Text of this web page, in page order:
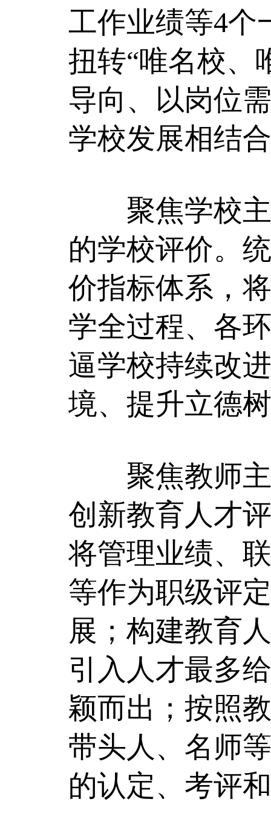
工作业绩等4个
扭转“唯名校、
导向、以岗位
学校发展相结
聚焦学校主
的学校评价。
价指标体系，
学全过程、各
逼学校持续改
境、提升立德
聚焦教师主
创新教育人才
将管理业绩、
等作为职级评
展；构建教育
引入人才最多
颖而出；按照
带头人、名师
的认定、考评